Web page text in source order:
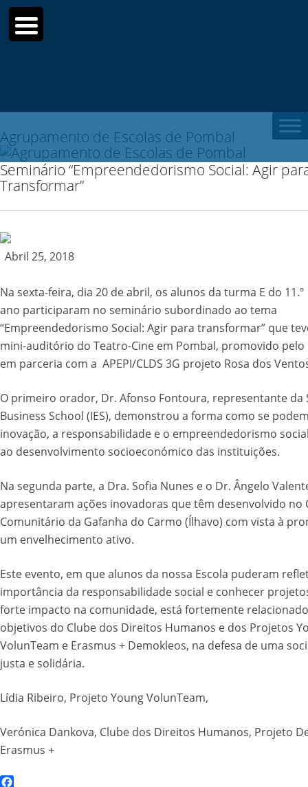
Agrupamento de Escolas de Pombal
Seminário “Empreendedorismo Social: Agir
Transformar”
Abril 25, 2018
Na sexta-feira, dia 20 de abril, os alunos da turma E do 11.º
ano participaram no seminário subordinado ao tema
“Empreendedorismo Social: Agir para transformar” que
mini-auditório do Teatro-Cine em Pombal, promovido
em parceria com a APEPI/CLDS 3G projeto Rosa dos
O primeiro orador, Dr. Afonso Fontoura, representante da
Business School (IES), demonstrou a forma como se
inovação, a responsabilidade e o empreendedorismo
ao desenvolvimento socioeconómico das instituições.
Na segunda parte, a Dra. Sofia Nunes e o Dr. Ângelo
apresentaram ações inovadoras que têm desenvolvido no
Comunitário da Gafanha do Carmo (Ílhavo) com vista à
um envelhecimento ativo.
Este evento, em que alunos da nossa Escola puderam
importância da responsabilidade social e conhecer
forte impacto na comunidade, está fortemente
objetivos do Clube dos Direitos Humanos e dos Projetos
VolunTeam e Erasmus + Demokleos, na defesa de uma
justa e solidária.
Lídia Ribeiro, Projeto Young VolunTeam,
Verónica Dankova, Clube dos Direitos Humanos, Projeto
Erasmus +